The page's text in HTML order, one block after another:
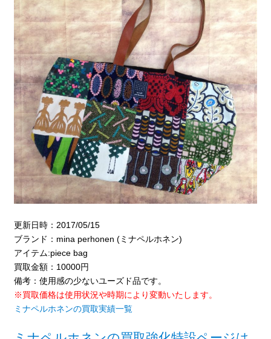
更新日時：2017/05/15
ブランド：mina perhonen (ミナペルホネン)
アイテム:piece bag
買取金額：10000円
備考：使用感の少ないユーズド品です。
※買取価格は使用状況や時期により変動いたします。
ミナペルホネンの買取実績一覧